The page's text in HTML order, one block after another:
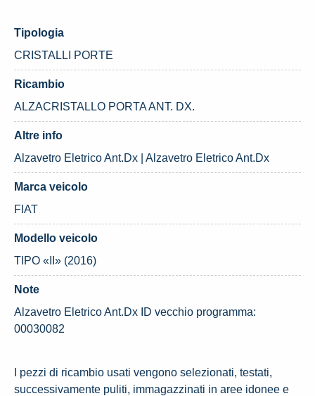
Tipologia
CRISTALLI PORTE
Ricambio
ALZACRISTALLO PORTA ANT. DX.
Altre info
Alzavetro Eletrico Ant.Dx | Alzavetro Eletrico Ant.Dx
Marca veicolo
FIAT
Modello veicolo
TIPO «II» (2016)
Note
Alzavetro Eletrico Ant.Dx ID vecchio programma:
00030082
I pezzi di ricambio usati vengono selezionati, testati,
successivamente puliti, immagazzinati in aree idonee e